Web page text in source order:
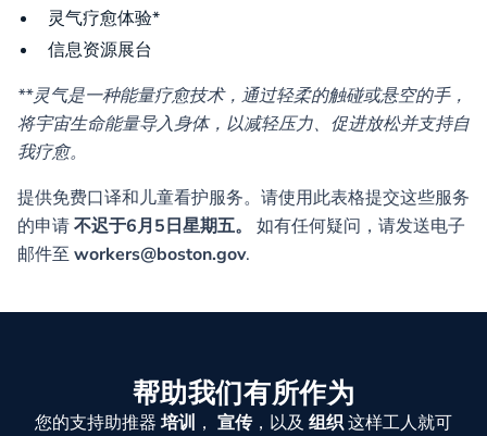
灵气疗愈体验*
信息资源展台
**灵气是一种能量疗愈技术，通过轻柔的触碰或悬空的手，
将宇宙生命能量导入身体，以减轻压力、促进放松并支持自
我疗愈。
提供免费口译和儿童看护服务。请使用此表格提交这些服务
的申请不迟于6月5日星期五。 如有任何疑问，请发送电子
邮件至workers@boston.gov.
帮助我们有所作为
您的支持助推器 培训 ， 宣传，以及 组织这样工人就可